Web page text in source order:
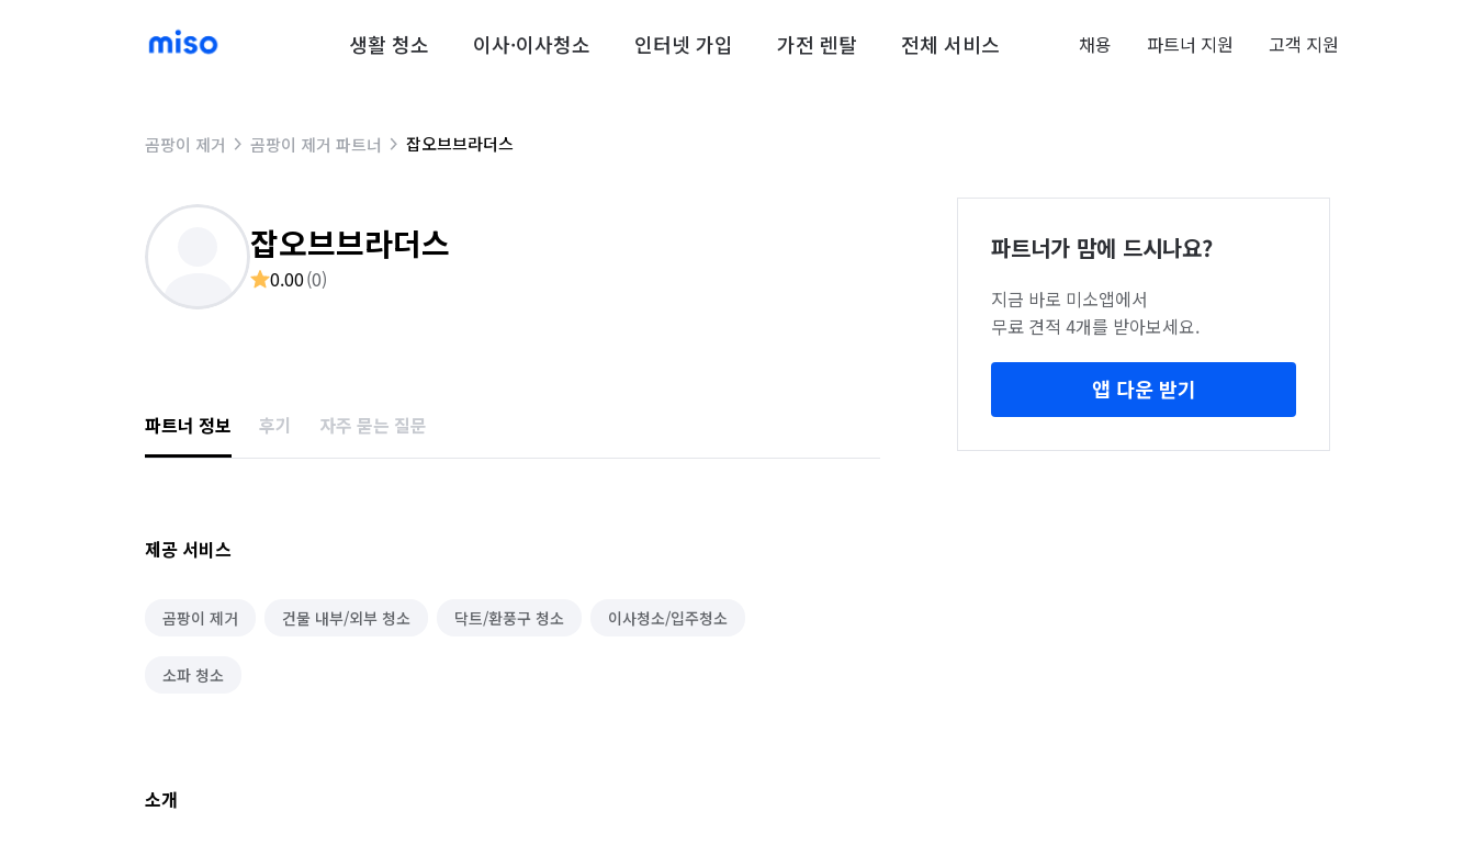
생활 청소 이사·이사청소 인터넷 가입 가전 렌탈 전체 서비스 채용 파트너 지원 고객 지원
곰팡이 제거 곰팡이 제거 파트너 잡오브브라더스
잡오브브라더스
0.00(0)
파트너 정보 후기 자주 묻는 질문
제공 서비스
곰팡이 제거 건물 내부/외부 청소 닥트/환풍구 청소 이사청소/입주청소
소파 청소
소개
파트너가 맘에 드시나요?
지금 바로 미소앱에서
무료 견적 4개를 받아보세요.
앱 다운 받기